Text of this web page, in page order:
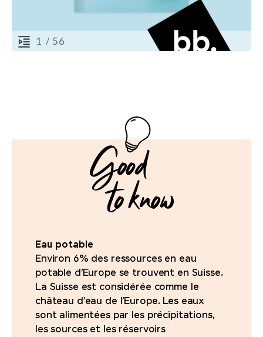
Eau potable
Environ 6% des ressources en eau
potable d’Europe se trouvent en Suisse.
La Suisse est considérée comme le
château d’eau de l’Europe. Les eaux
sont alimentées par les précipitations,
les sources et les réservoirs